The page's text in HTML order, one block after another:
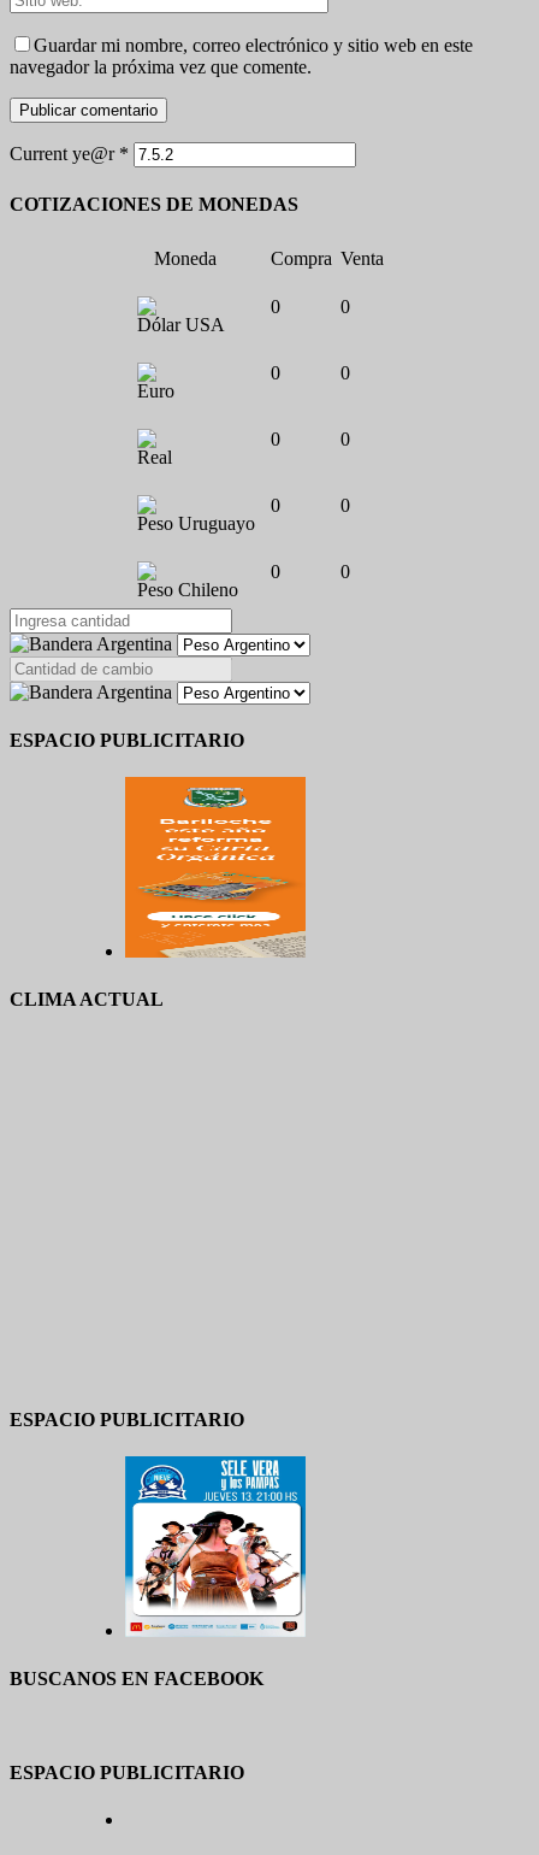
Guardar mi nombre, correo electrónico y sitio web en este
navegador la próxima vez que comente.
Current ye@r *
COTIZACIONES DE MONEDAS
Moneda Compra Venta
Dólar USA
0 0
Euro
0 0
Real
0 0
Peso Uruguayo
0 0
Peso Chileno
0 0
ESPACIO PUBLICITARIO
CLIMA ACTUAL
ESPACIO PUBLICITARIO
BUSCANOS EN FACEBOOK
ESPACIO PUBLICITARIO